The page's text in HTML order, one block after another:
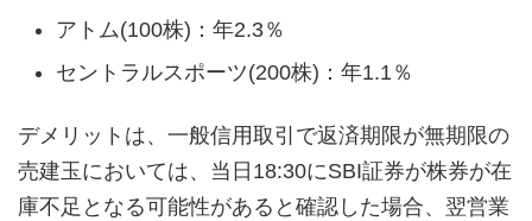
アトム(100株)：年2.3％
セントラルスポーツ(200株)：年1.1％
デメリットは、一般信用取引で返済期限が無期限の
売建玉においては、当日18:30にSBI証券が株券が在
庫不足となる可能性があると確認した場合、翌営業